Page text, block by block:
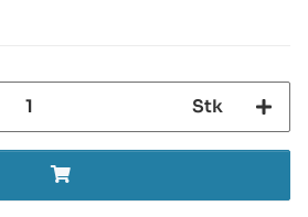
Stk